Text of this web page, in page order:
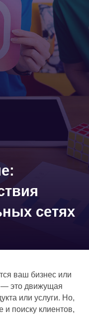
ваш бизнес или
— это движущая
или услуги. Но,
и поиску клиентов,